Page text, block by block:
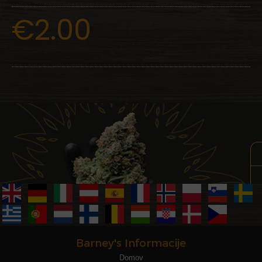
€2.00
Barney's Informacije
Domov